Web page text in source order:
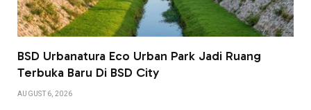
BSD Urbanatura Eco Urban Park Jadi Ruang
Terbuka Baru Di BSD City
AUGUST 6, 2026